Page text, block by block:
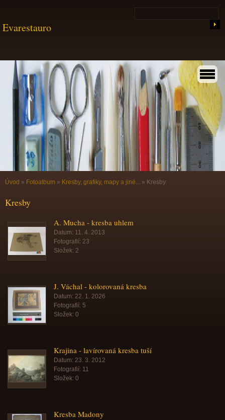
Evarestauro
Úvod » Fotoalbum » Kresby, grafiky, mapy a jiné... » Kresby
Kresby
A. Mucha - kresba uhlem
Datum: 11. 4. 2013
Fotografií: 23
Složek: 2
J. Váchal - kolorovaná kresba
Datum: 22. 1. 2026
Fotografií: 5
Složek: 0
Krajina - lavírovaná kresba tuší
Datum: 23. 3. 2012
Fotografií: 11
Složek: 0
Kresba Madony